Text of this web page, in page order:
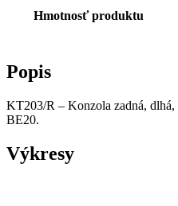
Hmotnosť produktu
Popis
KT203/R – Konzola zadná,
BE20.
Výkresy